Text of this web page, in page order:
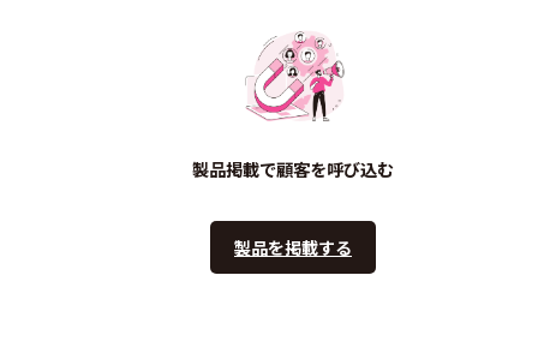
製品掲載で顧客を呼び込む
製品を掲載する